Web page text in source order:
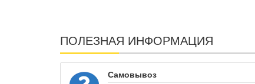
ПОЛЕЗНАЯ ИНФОРМАЦИЯ
Самовывоз